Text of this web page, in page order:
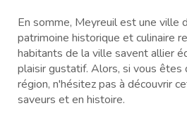
En somme, Meyreuil est une ville
patrimoine historique et culinaire
habitants de la ville savent allier
plaisir gustatif. Alors, si vous êtes
région, n'hésitez pas à découvrir
saveurs et en histoire.